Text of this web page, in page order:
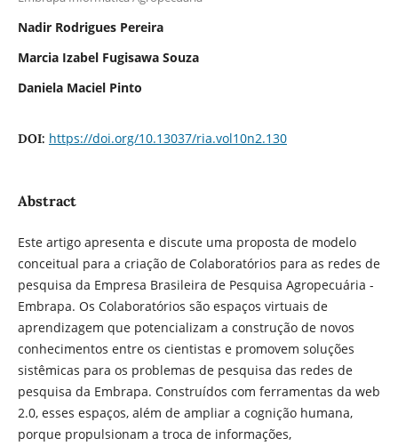
Nadir Rodrigues Pereira
Marcia Izabel Fugisawa Souza
Daniela Maciel Pinto
DOI: https://doi.org/10.13037/ria.vol10n2.130
Abstract
Este artigo apresenta e discute uma proposta de modelo
conceitual para a criação de Colaboratórios para as redes de
pesquisa da Empresa Brasileira de Pesquisa Agropecuária -
Embrapa. Os Colaboratórios são espaços virtuais de
aprendizagem que potencializam a construção de novos
conhecimentos entre os cientistas e promovem soluções
sistêmicas para os problemas de pesquisa das redes de
pesquisa da Embrapa. Construídos com ferramentas da web
2.0, esses espaços, além de ampliar a cognição humana,
porque propulsionam a troca de informações,